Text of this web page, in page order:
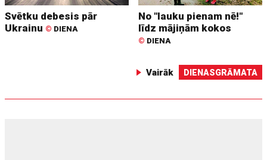
Svētku debesis pār
Ukrainu © DIENA
No "lauku pienam nē!"
līdz mājiņām kokos
© DIENA
Vairāk DIENASGRĀMATA